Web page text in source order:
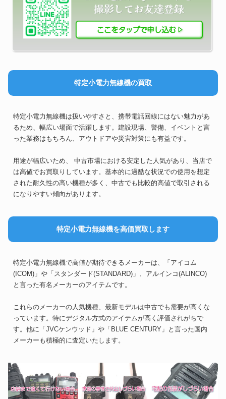
特定小電力無線機の買取
特定小電力無線機は扱いやすさと、携帯電話回線にはない魅力があ
るため、幅広い場面で活躍します。建設現場、警備、イベントと言
った業務はもちろん、アウトドアや災害対策にも有益です。
用途が幅広いため、 中古市場における安定した人気があり、当店で
は高値でお買取りしています。基本的に過酷な状況での使用を想定
された耐久性の高い機種が多く、中古でも比較的高値で取引される
になりやすい傾向があります。
特定小電力無線機を高価買取します
特定小電力無線機で高値が期待できるメーカーは、「アイコム
(ICOM)」や「スタンダード(STANDARD)」、アルインコ(ALINCO)
と言った有名メーカーのアイテムです。
これらのメーカーの人気機種、最新モデルは中古でも需要が高くな
っています。特にデジタル方式のアイテムが高く評価されがちで
す。他に「JVCケンウッド」や「BLUE CENTURY」と言った国内
メーカーも積極的に査定いたします。